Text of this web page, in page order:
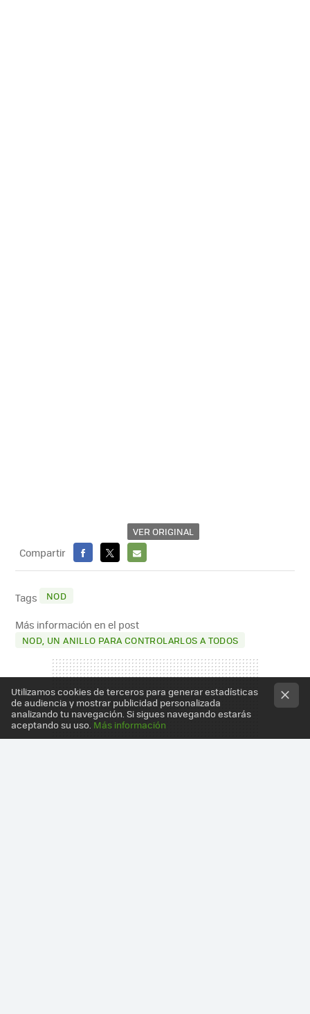
VER ORIGINAL
Compartir
FACEBOOK
X
E-
Tags NOD
Más información en el post
NOD, UN ANILLO PARA CONTROLARLOS A TODOS
Utilizamos cookies de terceros para generar estadísticas
de audiencia y mostrar publicidad personalizada
analizando tu navegación. Si sigues navegando estarás
aceptando su uso. Más información